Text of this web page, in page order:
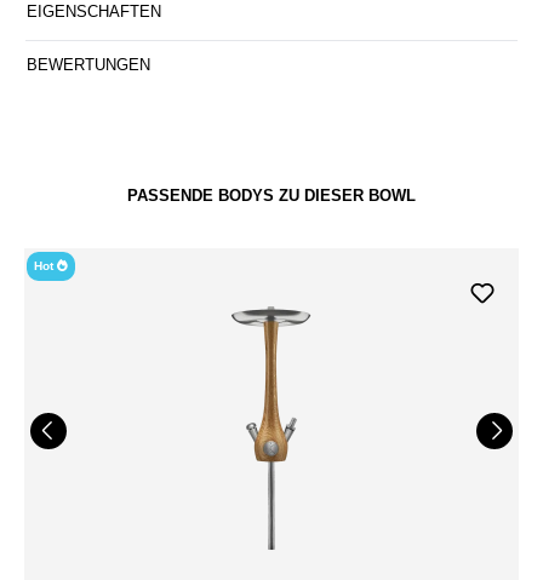
EIGENSCHAFTEN
BEWERTUNGEN
PASSENDE BODYS ZU DIESER BOWL
Hot